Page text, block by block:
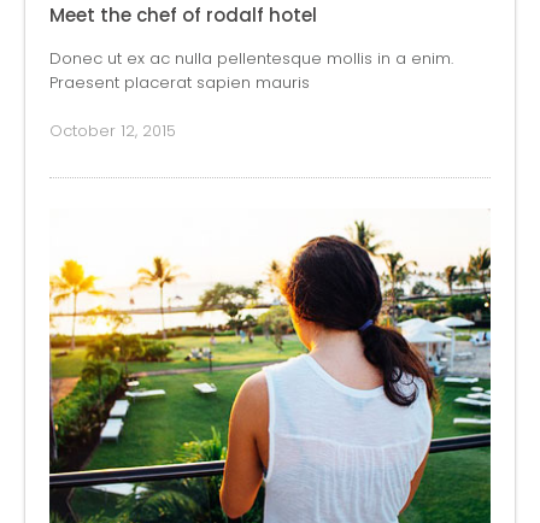
Meet the chef of rodalf hotel
Donec ut ex ac nulla pellentesque mollis in a enim.
Praesent placerat sapien mauris
October 12, 2015